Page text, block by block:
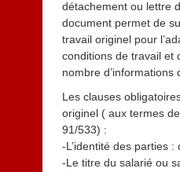
détachement ou lettre
document permet de
travail originel pour
conditions de travail et
nombre d’informations
Les clauses
originel ( aux termes
91/533) :
-L’identité des parties :
-Le titre du salarié ou